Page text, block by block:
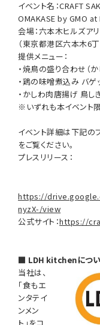
イベント名：CRAFT
OMAKASE by GMO at
会場：六本木ヒルズア
（東京都港区六本木6丁
提供メニュー：
・焼鳥の盛り合わせ（
・鶏の味噌煮込み バゲ
・かしわ肉唐揚げ 鳥し
※いずれも本イベント
イベント詳細は下記の
をご覧ください。
プレスリリース：
https://
nyzX-/view
公式サイト：https://
■ LDH kitchenについ
当社は、
「食もエ
ンタテイ
ンメン